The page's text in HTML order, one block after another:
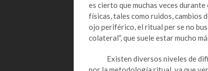
es cierto que muchas veces
físicas, tales como ruidos, cambios
ojo periférico, el ritual per se no
colateral”, que suele estar mucho
Existen diversos niveles de